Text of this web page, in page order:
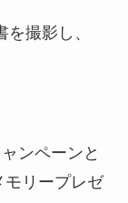
撮影し、
ンペーンと
モリープレゼ